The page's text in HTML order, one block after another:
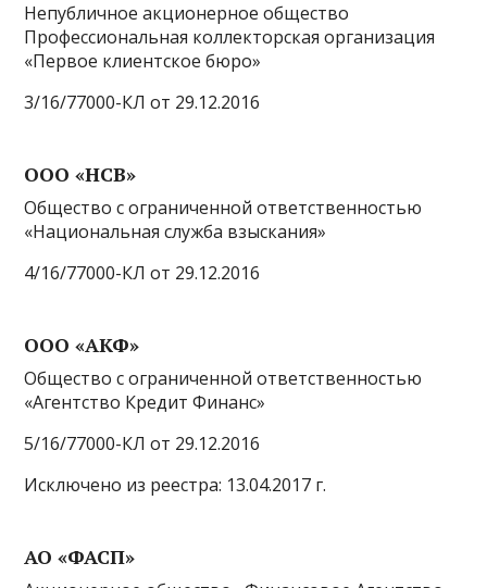
Непубличное акционерное общество
Профессиональная коллекторская организация
«Первое клиентское бюро»
3/16/77000-КЛ от 29.12.2016
ООО «НСВ»
Общество с ограниченной ответственностью
«Национальная служба взыскания»
4/16/77000-КЛ от 29.12.2016
ООО «АКФ»
Общество с ограниченной ответственностью
«Агентство Кредит Финанс»
5/16/77000-КЛ от 29.12.2016
Исключено из реестра: 13.04.2017 г.
АО «ФАСП»